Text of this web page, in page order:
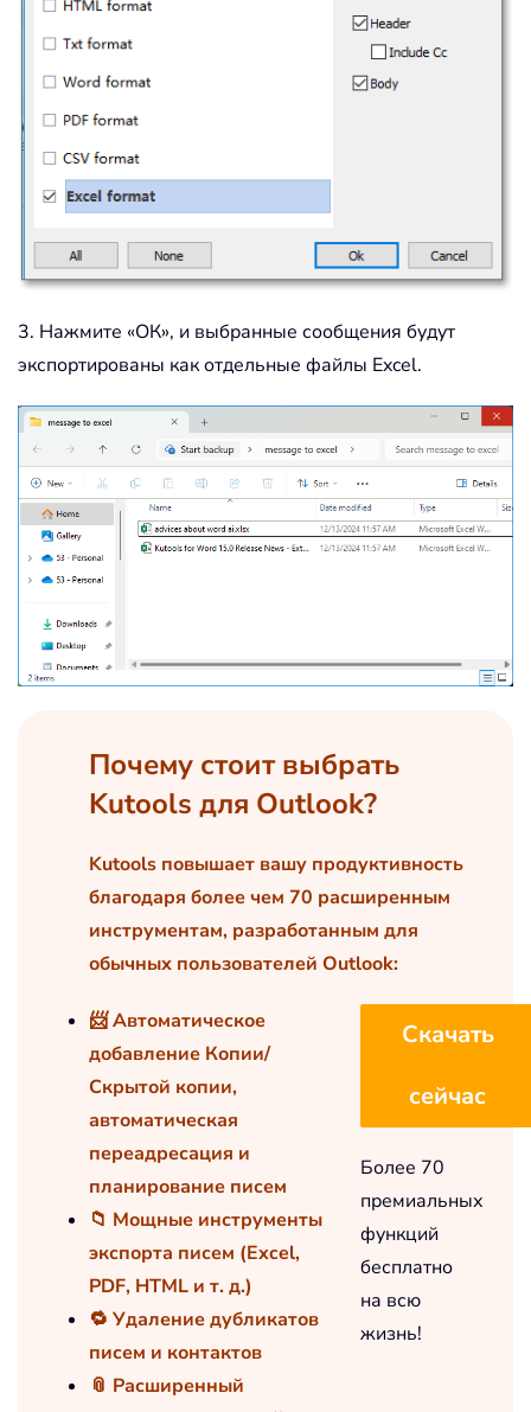
3. Нажмите «ОК», и выбранные сообщения будут
экспортированы как отдельные файлы Excel.
Почему стоит выбрать
Kutools для Outlook?
Kutools повышает вашу продуктивность
благодаря более чем 70 расширенным
инструментам, разработанным для
обычных пользователей Outlook:
📨 Автоматическое
добавление Копии/
Скрытой копии,
автоматическая
переадресация и
планирование писем
📁 Мощные инструменты
экспорта писем (Excel,
PDF, HTML и т. д.)
🔁 Удаление дубликатов
писем и контактов
📎 Расширенный
Скачать
сейчас
Более 70
премиальных
функций
бесплатно
на всю
жизнь!